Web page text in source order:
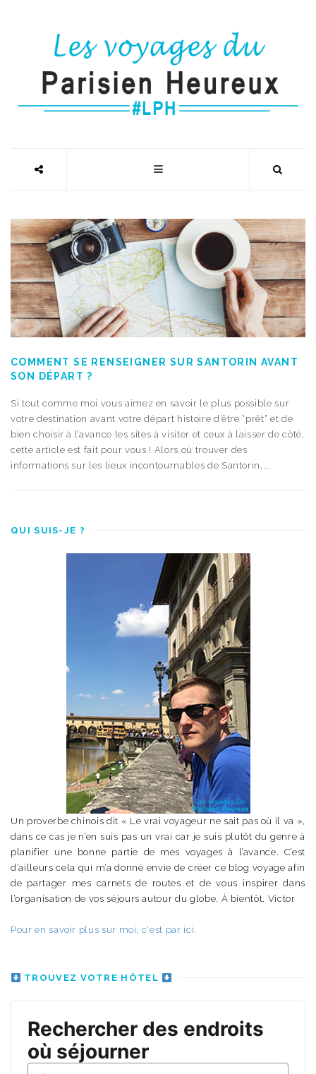
COMMENT SE RENSEIGNER SUR SANTORIN AVANT
SON DÉPART ?
Si tout comme moi vous aimez en savoir le plus possible sur
votre destination avant votre départ histoire d’être “prêt” et de
bien choisir à l’avance les sites à visiter et ceux à laisser de côté,
cette article est fait pour vous ! Alors où trouver des
informations sur les lieux incontournables de Santorin,...
QUI SUIS-JE ?
Un proverbe chinois dit « Le vrai voyageur ne sait pas où il va »,
dans ce cas je n’en suis pas un vrai car je suis plutôt du genre à
planifier une bonne partie de mes voyages à l’avance. C’est
d’ailleurs cela qui m’a donné envie de créer ce blog voyage afin
de partager mes carnets de routes et de vous inspirer dans
l’organisation de vos séjours autour du globe. À bientôt. Victor
Pour en savoir plus sur moi, c'est par ici.
TROUVEZ VOTRE HÔTEL